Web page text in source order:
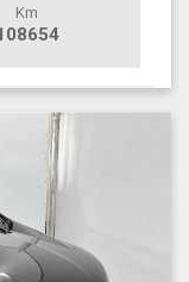
Km